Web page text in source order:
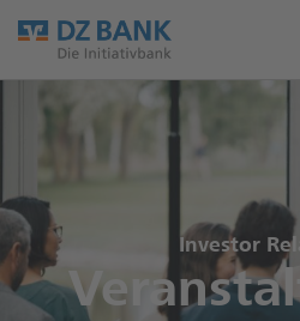
Investor